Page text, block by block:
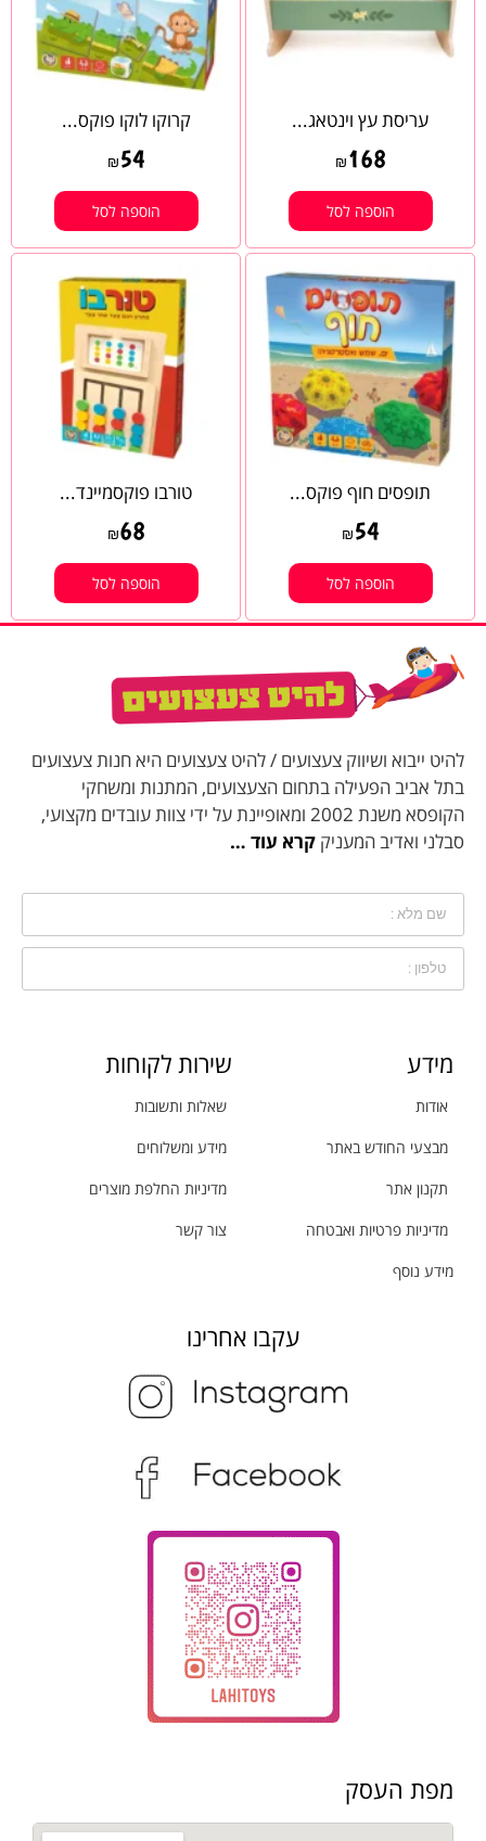
עריסת עץ וינטאג...
₪ 168
הוספה לסל
קרוקו לוקו פוקס...
₪ 54
הוספה לסל
תופסים חוף פוקס...
₪ 54
הוספה לסל
טורבו פוקסמיינד...
₪68
הוספה לסל
להיט ייבוא ושיווק צעצועים / להיט צעצועים היא חנות צעצועים
בתל אביב הפעילה בתחום הצעצועים, המתנות ומשחקי
הקופסא משנת 2002 ומאופיינת על ידי צוות עובדים מקצועי,
סבלני ואדיב המעניק קרא עוד …
מידע
אודות
מבצעי החודש באתר
תקנון אתר
מדיניות פרטיות ואבטחה
מידע נוסף
שירות לקוחות
שאלות ותשובות
מידע ומשלוחים
מדיניות החלפת מוצרים
צור קשר
עקבו אחרינו
מפת העסק